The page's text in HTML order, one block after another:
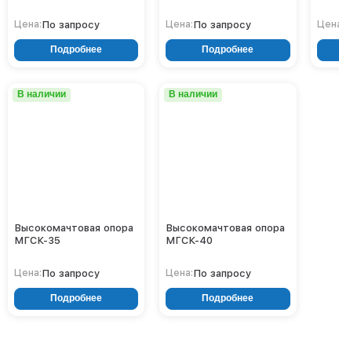
Цена:По запросу
Подробнее
Цена:По запросу
Подробнее
В наличии
Высокомачтовая опора
МГСК-35
Цена:По запросу
Подробнее
В наличии
Высокомачтовая опора
МГСК-40
Цена:По запросу
Подробнее